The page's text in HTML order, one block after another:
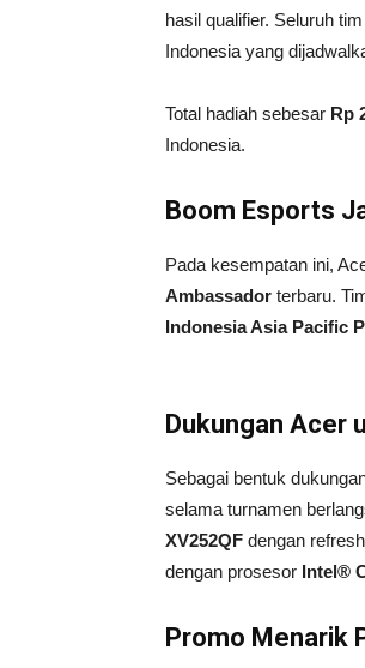
hasil qualifier. Seluruh
Indonesia yang
Total hadiah sebesar Rp
Indonesia.
Boom Esports
Pada kesempatan ini,
Ambassador terbaru.
Indonesia Asia Pacific
Dukungan Acer
Sebagai bentuk
selama turnamen
XV252QF dengan
dengan prosesor Intel®
Promo Menarik